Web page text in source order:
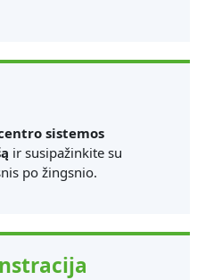
sistemos
ir susipažinkite su
po žingsnio.